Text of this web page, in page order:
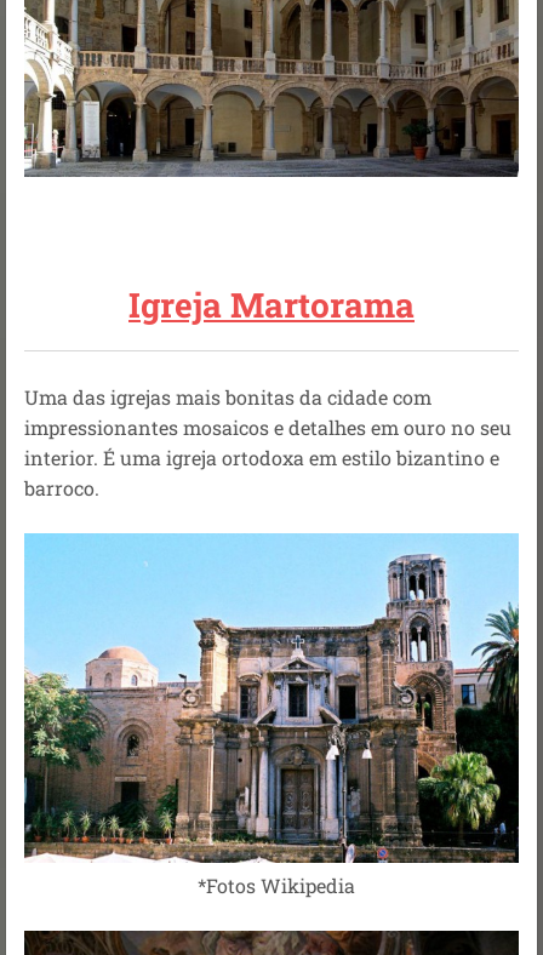
Igreja Martorama
Uma das igrejas mais bonitas da cidade com
impressionantes mosaicos e detalhes em ouro no seu
interior. É uma igreja ortodoxa em estilo bizantino e
barroco.
*Fotos Wikipedia